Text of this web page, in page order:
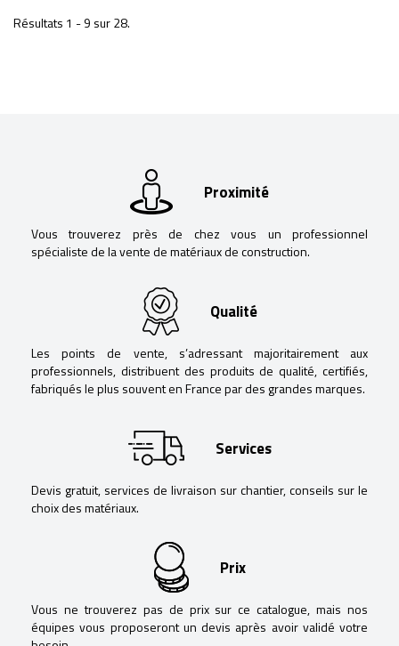
Résultats 1 - 9 sur 28.
Proximité
Vous trouverez près de chez vous un professionnel
spécialiste de la vente de matériaux de construction.
Qualité
Les points de vente, s’adressant majoritairement aux
professionnels, distribuent des produits de qualité, certifiés,
fabriqués le plus souvent en France par des grandes marques.
Services
Devis gratuit, services de livraison sur chantier, conseils sur le
choix des matériaux.
Prix
Vous ne trouverez pas de prix sur ce catalogue, mais nos
équipes vous proposeront un devis après avoir validé votre